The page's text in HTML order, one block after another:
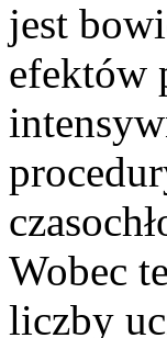
jest
efektów
Wobec
liczby